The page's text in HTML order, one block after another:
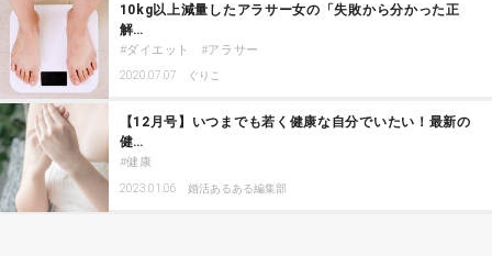
10kg以上減量したアラサー女の「失敗から分かった正
解…
ダイエット アラサー
2020.07.07 ぐりこ
【12月号】いつまでも若く健康な自分でいたい！最新の
健…
健康
2023.01.06 婚活あるある編集部